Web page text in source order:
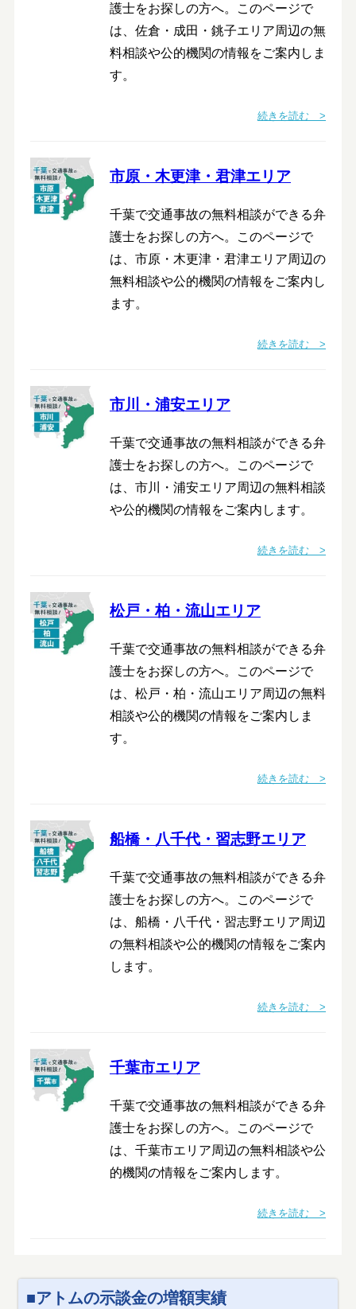
護士をお探しの方へ。このページで
は、佐倉・成田・銚子エリア周辺の無
料相談や公的機関の情報をご案内しま
す。
続きを読む >
市原・木更津・君津エリア
千葉で交通事故の無料相談ができる弁
護士をお探しの方へ。このページで
は、市原・木更津・君津エリア周辺の
無料相談や公的機関の情報をご案内し
ます。
続きを読む >
市川・浦安エリア
千葉で交通事故の無料相談ができる弁
護士をお探しの方へ。このページで
は、市川・浦安エリア周辺の無料相談
や公的機関の情報をご案内します。
続きを読む >
松戸・柏・流山エリア
千葉で交通事故の無料相談ができる弁
護士をお探しの方へ。このページで
は、松戸・柏・流山エリア周辺の無料
相談や公的機関の情報をご案内しま
す。
続きを読む >
船橋・八千代・習志野エリア
千葉で交通事故の無料相談ができる弁
護士をお探しの方へ。このページで
は、船橋・八千代・習志野エリア周辺
の無料相談や公的機関の情報をご案内
します。
続きを読む >
千葉市エリア
千葉で交通事故の無料相談ができる弁
護士をお探しの方へ。このページで
は、千葉市エリア周辺の無料相談や公
的機関の情報をご案内します。
続きを読む >
アトムの示談金の増額実績